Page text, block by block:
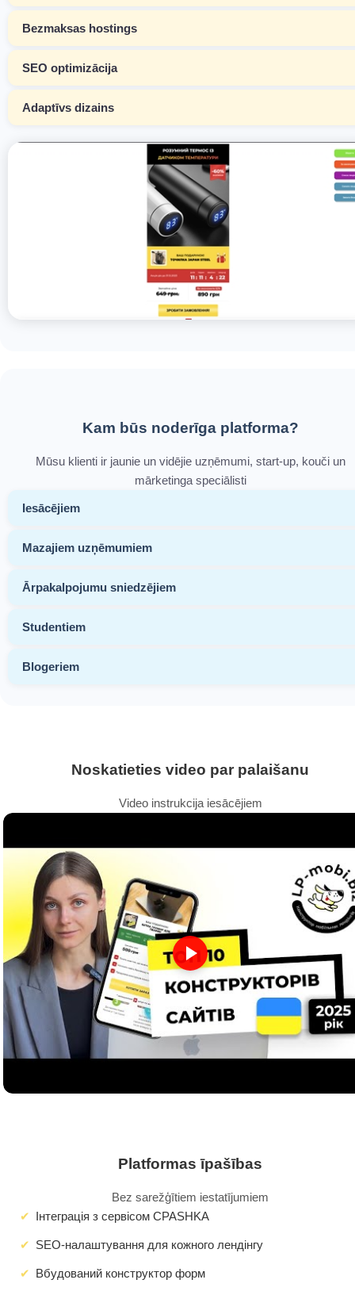
Bezmaksas hostings
SEO optimizācija
Adaptīvs dizains
Kam būs noderīga platforma?
Mūsu klienti ir jaunie un vidējie uzņēmumi, start-up, kouči un
mārketinga speciālisti
Iesācējiem
Mazajiem uzņēmumiem
Ārpakalpojumu sniedzējiem
Studentiem
Blogeriem
Noskatieties video par palaišanu
Video instrukcija iesācējiem
Platformas īpašības
Bez sarežģītiem iestatījumiem
Інтеграція з сервісом CPASHKA
SEO-налаштування для кожного лендінгу
Вбудований конструктор форм